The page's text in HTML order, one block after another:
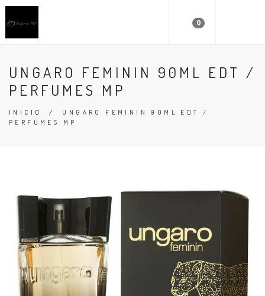
0
UNGARO FEMININ 90ML EDT /
PERFUMES MP
INICIO / UNGARO FEMININ 90ML EDT /
PERFUMES MP